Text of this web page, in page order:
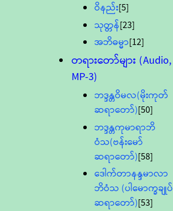
ဝိနည်း[5]
သုတ္တန်[23]
အဘိဓမ္မာ[12]
တရားတော်များ (Audio,
MP-3)
ဘဒ္ဒန္တဝိမလ(မိုးကုတ်
ဆရာတော်)[50]
ဘဒ္ဒန္တကုမာရာဘိ
ဝံသ(ဗန်းမော်
ဆရာတော်)[58]
ဒေါက်တာနန္ဒမာလာ
ဘိဝံသ (ပါမောက္ခချုပ်
ဆရာတော်)[53]